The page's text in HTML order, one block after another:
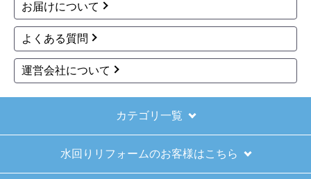
お届けについて
よくある質問
運営会社について
カテゴリ一覧
水回りリフォームのお客様はこちら